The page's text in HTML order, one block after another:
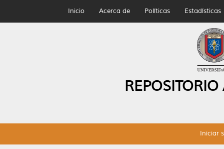
Inicio Acerca de Políticas Estadísticas
Iniciar